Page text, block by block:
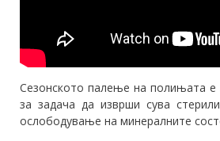
Сезонското палење на полињата
за задача да изврши сува
ослободување на минералните